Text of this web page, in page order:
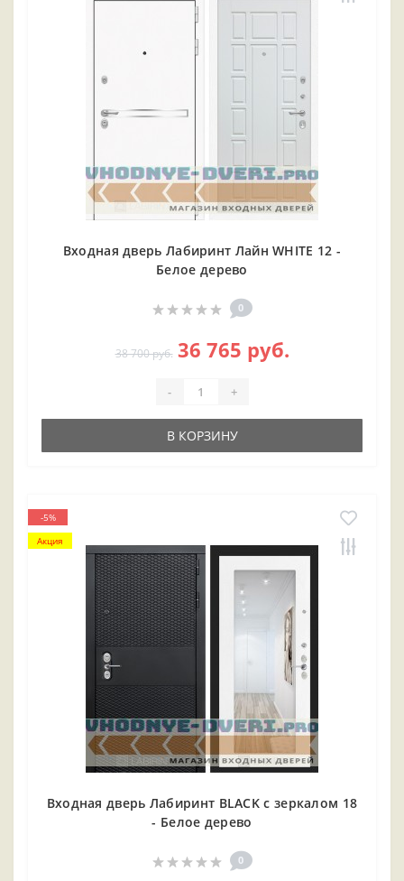
Входная дверь Лабиринт Лайн WHITE 12 -
Белое дерево
0
38 700 руб. 36 765 руб.
- +
В КОРЗИНУ
-5%
Акция
Входная дверь Лабиринт BLACK с зеркалом 18
- Белое дерево
0